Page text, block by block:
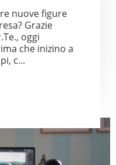
nuove figure
Grazie
oggi
che inizino a
c...